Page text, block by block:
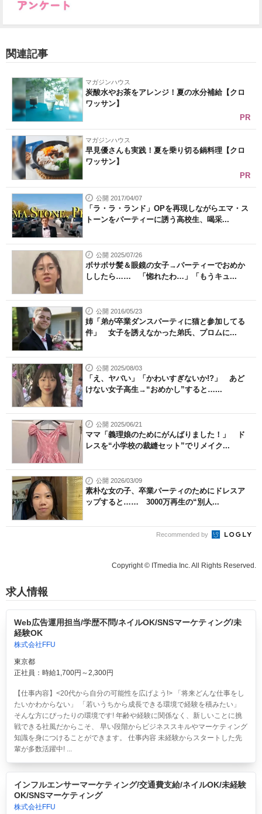
関連記事
マガジンハウス
炭酸水やお茶をアレンジ！夏の水分補給【クロ
ワッサン】
PR
マガジンハウス
早見優さんも実践！夏を乗り切る鍋料理【クロ
ワッサン】
PR
公開 2017/04/07
「ラ・ラ・ランド」OPを再現しながらエマ・ス
トーンをパーティーに誘う高校生、喝采...
公開 2025/07/26
ボサボサ髪＆眼鏡の女子→パーティーでおめか
ししたら…… 「惚れたわ…」「もうキュ...
公開 2016/05/23
姉「弟が卒業ダンスパーティに猫と参加してる
件」 女子を誘えなかった弟氏、プロムに...
公開 2025/08/03
「え、ヤバい」「かわいすぎないか!?」 あど
けない女子高生→“おめかし”すると…...
公開 2025/06/21
ママ「義理娘のためにがんばりました！」 ド
レスを“小学校の裁縫セット”でリメイク...
公開 2026/03/09
素朴な女の子、卒業パーティのためにドレスア
ップすると…… 3000万再生の“別人...
Recommended by
Copyright © ITmedia Inc. All Rights Reserved.
求人情報
Web広告運用担当/学歴不問/ネイルOK/SNSマーケティング/未
経験OK
株式会社FFU
東京都
正社員：時給1,700円～2,300円
【仕事内容】<20代から自分の可能性を広げよう!> 「将来どんな仕事をし
たいかわからない」 「若いうちから成長できる環境で経験を積みたい」
そんな方にぴったりの環境です! 年齢や経験に関係なく、新しいことに挑
戦できる社風だからこそ、 早い段階からビジネススキルやマーケティング
知識を身につけることができます。 仕事内容 未経験からスタートした先
輩が多数活躍中! ...
インフルエンサーマーケティング/交通費支給/ネイルOK/未経験
OK/SNSマーケティング
株式会社FFU